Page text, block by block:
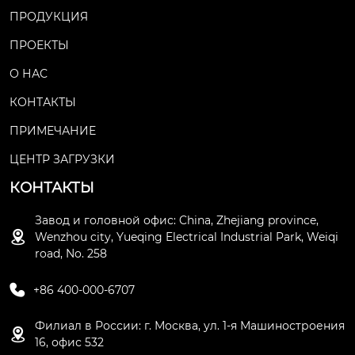
бывающей промышле
нности, нефтехимии, п
циях, связи, медицине
анках, гостиницах, выс
ютерных сетях. Шкаф п
итания постоянного то
ным управлением мо
ля необслуживаемых,
удаленных централиз
ованных электростанц
их отраслей промышл
ПРОДУКЦИЯ
ПРОЕКТЫ
О НАС
КОНТАКТЫ
ПРИМЕЧАНИЕ
ЦЕНТР ЗАГРУЗКИ
КОНТАКТЫ

Завод и головной офис: China, Zhejiang province,
Wenzhou city, Yueqing Electrical Industrial Park, Weiqi
road, No. 258
 +86 400-000-6707

Филиал в России: г. Москва, ул. 1-я Машиностроения
16, офис 532